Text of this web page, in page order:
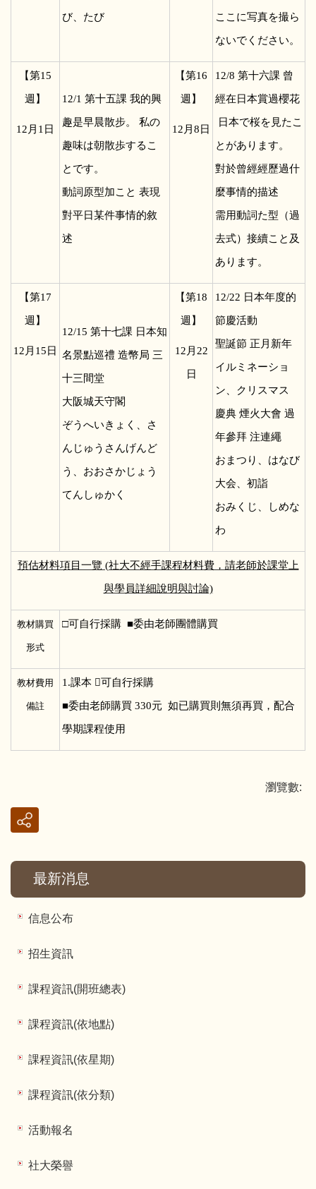
び、たび ここに写真を撮ら
ないでください。
【第15
週】
12 月1日
12/1 第十五課 我的興
趣是早晨散步。 私の
趣味は朝散歩するこ
とです。
動詞原型加こと 表現
對平日某件事情的敘
述
【第16
週】
12 月8日
12/8 第十六課 曾
經在日本賞過櫻花
日本で桜を見たこ
とがあります。
對於曾經經歷過什
麼事情的描述
需用動詞た型（過
去式）接續こと及
あります。
【第17
週】
12 月15日
12/15 第十七課 日本知
名景點巡禮 造幣局 三
十三間堂
大阪城天守閣
ぞうへいきょく、さ
んじゅうさんげんど
う、おおさかじょう
てんしゅかく
【第18
週】
12 月22
日
12/22 日本年度的
節慶活動
聖誕節 正月新年
イルミネーショ
ン、クリスマス
慶典 煙火大會 過
年參拜 注連繩
おまつり、はなび
大会、初詣
おみくじ、しめな
わ
預估材料項目一覽 (社大不經手課程材料費，請老師於課堂上
與學員詳細說明與討論)
教材購買
形式
□可自行採購 ■委由老師團體購買
教材費用
備註
1.課本 可自行採購
■委由老師購買 330元 如已購買則無須再買，配合
學期課程使用
瀏覽數:
最新消息
信息公布
招生資訊
課程資訊(開班總表)
課程資訊(依地點)
課程資訊(依星期)
課程資訊(依分類)
活動報名
社大榮譽